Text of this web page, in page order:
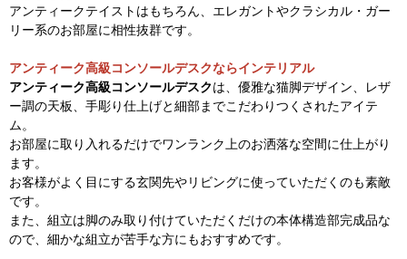
アンティークテイストはもちろん、エレガントやクラシカル・ガー
リー系のお部屋に相性抜群です。
アンティーク高級コンソールデスクならインテリアル
アンティーク高級コンソールデスクは、優雅な猫脚デザイン、レザ
ー調の天板、手彫り仕上げと細部までこだわりつくされたアイテ
ム。
お部屋に取り入れるだけでワンランク上のお洒落な空間に仕上がり
ます。
お客様がよく目にする玄関先やリビングに使っていただくのも素敵
です。
また、組立は脚のみ取り付けていただくだけの本体構造部完成品な
ので、細かな組立が苦手な方にもおすすめです。